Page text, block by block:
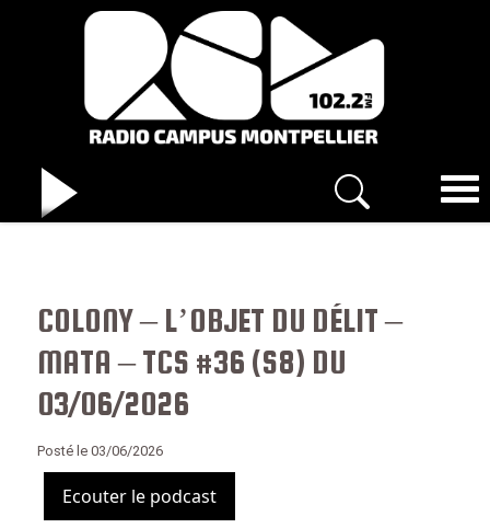
COLONY – L’OBJET DU DÉLIT –
MATA – TCS #36 (S8) DU
03/06/2026
Posté le 03/06/2026
Ecouter le podcast